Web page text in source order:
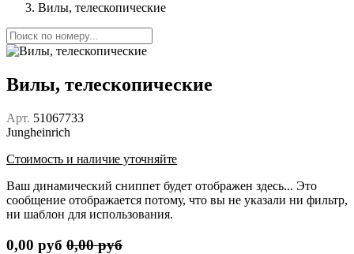
Вилы, телескопические
Вилы, телескопические
Арт. 51067733
Jungheinrich
Стоимость и наличие уточняйте
Ваш динамический сниппет будет отображен здесь... Это
сообщение отображается потому, что вы не указали ни фильтр,
ни шаблон для использования.
0,00 руб 0,00руб